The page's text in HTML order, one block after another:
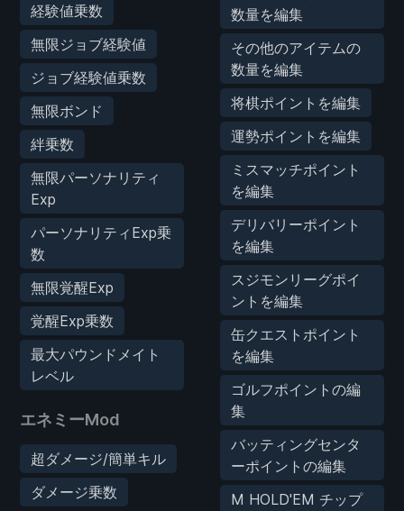
経験値乗数
無限ジョブ経験値
ジョブ経験値乗数
無限ボンド
絆乗数
無限パーソナリティ
Exp
パーソナリティExp乗
数
無限覚醒Exp
覚醒Exp乗数
最大パウンドメイト
レベル
エネミーMod
超ダメージ/簡単キル
ダメージ乗数
数量を編集
その他のアイテムの
数量を編集
将棋ポイントを編集
運勢ポイントを編集
ミスマッチポイント
を編集
デリバリーポイント
を編集
スジモンリーグポイ
ントを編集
缶クエストポイント
を編集
ゴルフポイントの編
集
バッティングセンタ
ーポイントの編集
M HOLD'EM チップ